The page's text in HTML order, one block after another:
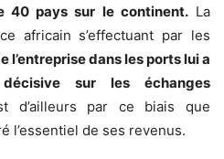
40 pays sur le continent.La
africain s’effectuant par les
l’entreprise dans les ports lui a
sur les échanges
d’ailleurs par ce biais que
l’essentiel de ses revenus.